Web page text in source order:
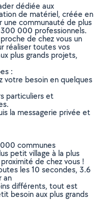
dédiée aux
de matériel, créée en
une communauté de plus
000 professionnels.
de chez vous un
réaliser toutes vos
plus grands projets,
:
votre besoin en quelques
particuliers et
la messagerie privée et
communes
petit village à la plus
de chez vous !
les 10 secondes, 3.6
an
différents, tout est
besoin aux plus grands